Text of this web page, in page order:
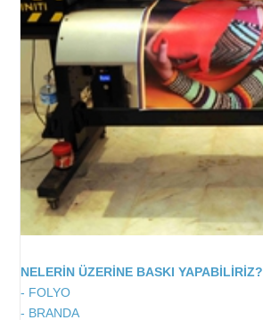
Afiş Baskıları
Kartvizit
El İlanı
Broşür
NELERİN ÜZERİNE BASKI YAPABİLİRİZ?
- FOLYO
- BRANDA